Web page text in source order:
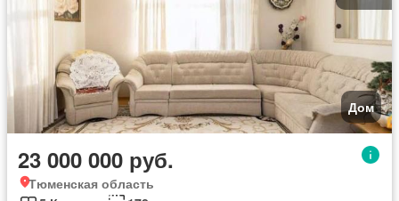
Дом
23 000 000 руб.
Тюменская область